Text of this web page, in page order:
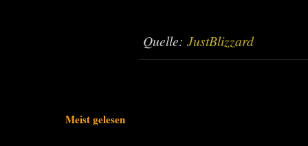
Quelle: JustBlizzard
Meist gelesen